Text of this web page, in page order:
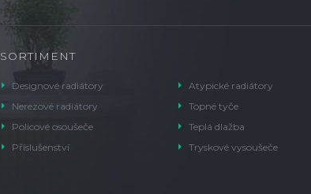
SORTIMENT
Designové radiátory
Nerezové radiátory
Policové osoušeče
Příslušenství
Atypické radiátory
Topné tyče
Teplá dlažba
Tryskové vysoušeče